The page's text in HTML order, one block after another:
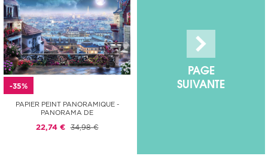
-35%
PAPIER PEINT PANORAMIQUE -
PANORAMA DE
22,74 € 34,98 €
PAGE
SUIVANTE